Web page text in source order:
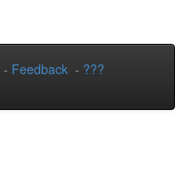
- Feedback - ???